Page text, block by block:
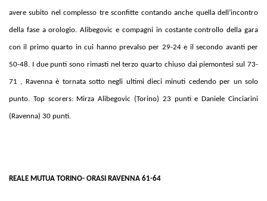
avere subito nel complesso tre sconfitte contando anche quella dell’incontro
della fase a orologio. Alibegovic e compagni in costante controllo della gara
con il primo quarto in cui hanno prevalso per 29-24 e il secondo avanti per
50-48. I due punti sono rimasti nel terzo quarto chiuso dai piemontesi sul 73-
71 , Ravenna è tornata sotto negli ultimi dieci minuti cedendo per un solo
punto. Top scorers: Mirza Alibegovic (Torino) 23 punti e Daniele Cinciarini
(Ravenna) 30 punti.
REALE MUTUA TORINO- ORASI RAVENNA 61-64